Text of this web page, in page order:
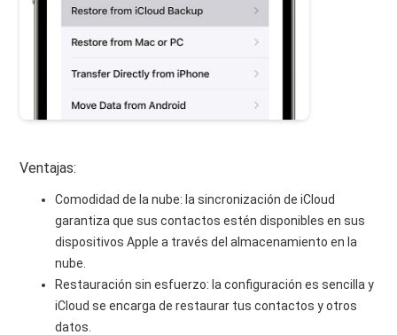
Ventajas:
Comodidad de la nube: la sincronización de iCloud
garantiza que sus contactos estén disponibles en sus
dispositivos Apple a través del almacenamiento en la
nube.
Restauración sin esfuerzo: la configuración es sencilla y
iCloud se encarga de restaurar tus contactos y otros
datos.